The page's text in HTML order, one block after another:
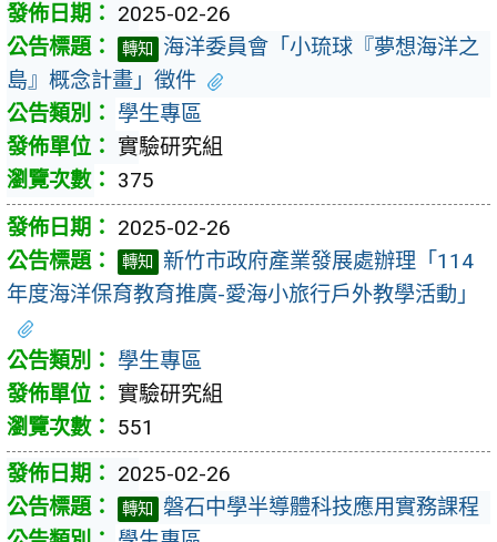
2025-02-26
轉知
海洋委員會「小琉球『夢想海洋之
島』概念計畫」徵件
學生專區
實驗研究組
375
2025-02-26
轉知
新竹市政府產業發展處辦理「114
年度海洋保育教育推廣-愛海小旅行戶外教學活動」
學生專區
實驗研究組
551
2025-02-26
轉知
磐石中學半導體科技應用實務課程